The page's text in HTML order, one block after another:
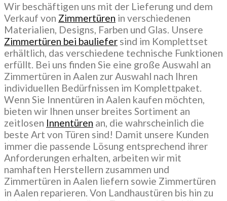
Wir beschäftigen uns mit der Lieferung und dem
Verkauf von Zimmertüren in verschiedenen
Materialien, Designs, Farben und Glas. Unsere
Zimmertüren bei bauliefer sind im Komplettset
erhältlich, das verschiedene technische Funktionen
erfüllt. Bei uns finden Sie eine große Auswahl an
Zimmertüren in Aalen zur Auswahl nach Ihren
individuellen Bedürfnissen im Komplettpaket.
Wenn Sie Innentüren in Aalen kaufen möchten,
bieten wir Ihnen unser breites Sortiment an
zeitlosen Innentüren an, die wahrscheinlich die
beste Art von Türen sind! Damit unsere Kunden
immer die passende Lösung entsprechend ihrer
Anforderungen erhalten, arbeiten wir mit
namhaften Herstellern zusammen und
Zimmertüren in Aalen liefern sowie Zimmertüren
in Aalen reparieren. Von Landhaustüren bis hin zu